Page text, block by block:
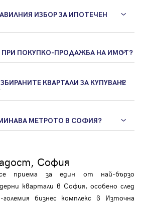
ИЗБОР ЗА ИПОТЕЧЕН
ПРИ ПОКУПКО-ПРОДАЖБА НА ИМОТ?
КВАРТАЛИ ЗА КУПУВАНЕ
МЕТРОТО В СОФИЯ?
София
приема за един от най-бързо
квартали в София, особено след
бизнес комплекс в Източна